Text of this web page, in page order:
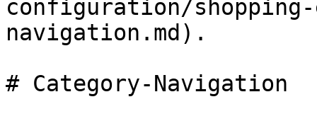
configuration/
navigation.md).
# Category-Navigation